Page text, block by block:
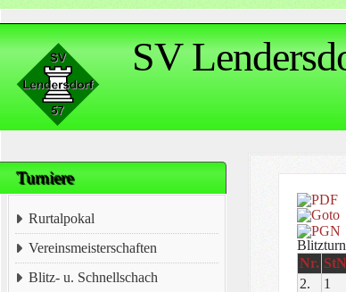
SV
Turniere
Rurtalpokal
Vereinsmeisterschaften
Blitz- u. Schnellschach
Nr.
2.
1